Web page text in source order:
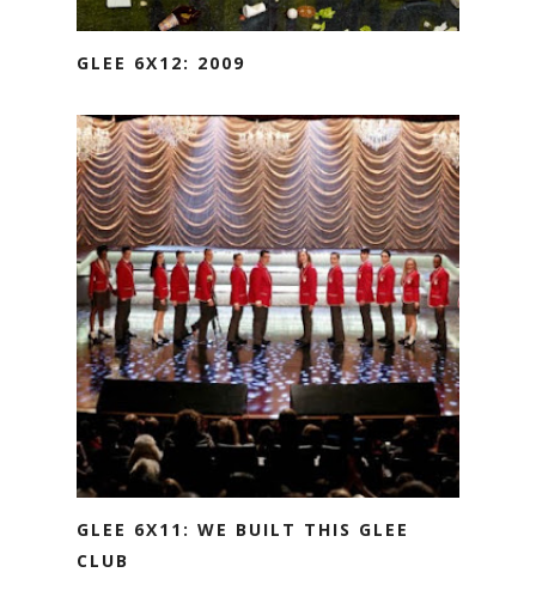
GLEE 6X12: 2009
GLEE 6X11: WE BUILT THIS GLEE
CLUB